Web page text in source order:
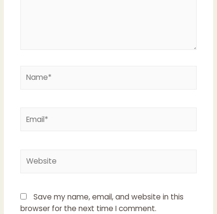
Save my name, email, and website in this
browser for the next time I comment.